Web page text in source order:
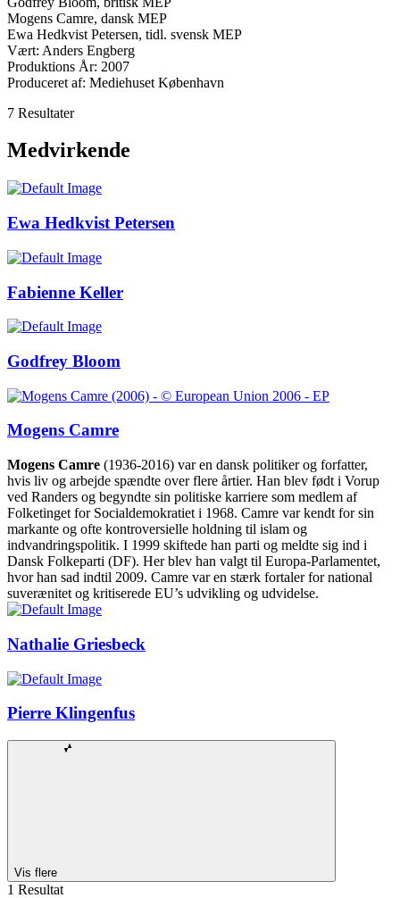
Mogens Camre, dansk MEP
Ewa Hedkvist Petersen, tidl. svensk MEP
Vært: Anders Engberg
Produktions År: 2007
Produceret af: Mediehuset København
7 Resultater
Medvirkende
Ewa Hedkvist Petersen
Fabienne Keller
Godfrey Bloom
Mogens Camre
Mogens Camre (1936-2016) var en dansk politiker og forfatter,
hvis liv og arbejde spændte over flere årtier. Han blev født i Vorup
ved Randers og begyndte sin politiske karriere som medlem af
Folketinget for Socialdemokratiet i 1968. Camre var kendt for sin
markante og ofte kontroversielle holdning til islam og
indvandringspolitik. I 1999 skiftede han parti og meldte sig ind i
Dansk Folkeparti (DF). Her blev han valgt til Europa-Parlamentet,
hvor han sad indtil 2009. Camre var en stærk fortaler for national
suverænitet og kritiserede EU’s udvikling og udvidelse.
Nathalie Griesbeck
Pierre Klingenfus
Vis flere
1 Resultat